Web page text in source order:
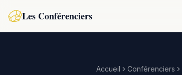
Les Conférenciers
Accueil Conférenciers